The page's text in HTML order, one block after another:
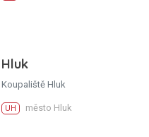
Hluk
Koupaliště Hluk
UH město Hluk